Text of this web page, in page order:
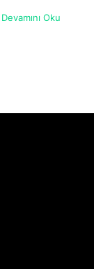
Devamını Oku